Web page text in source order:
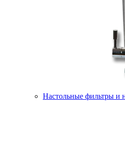
Настольные фильтры и